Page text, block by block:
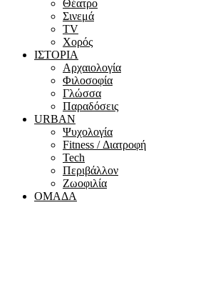
Θέατρο
Σινεμά
ΤV
Χορός
ΙΣΤΟΡΙΑ
Αρχαιολογία
Φιλοσοφία
Γλώσσα
Παραδόσεις
URBAN
Ψυχολογία
Fitness / Διατροφή
Tech
Περιβάλλον
Ζωοφιλία
ΟΜΑΔΑ